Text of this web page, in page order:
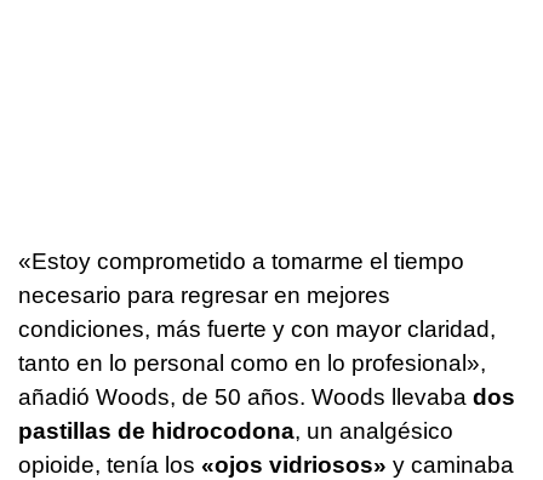
«Estoy comprometido a tomarme el tiempo
necesario para regresar en mejores
condiciones, más fuerte y con mayor claridad,
tanto en lo personal como en lo profesional»,
añadió Woods, de 50 años. Woods llevaba dos
pastillas de hidrocodona, un analgésico
opioide, tenía los «ojos vidriosos» y caminaba